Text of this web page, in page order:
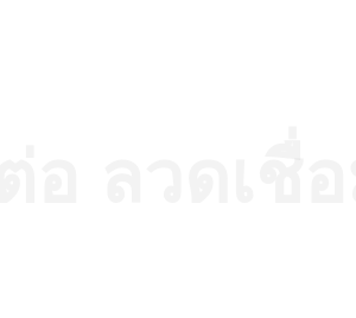
ลวดเชื่อม